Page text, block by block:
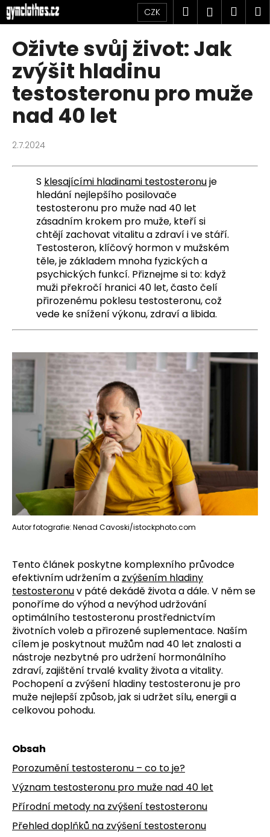
Přejít
na
obsah
CZK Hledat
Oživte svůj život: Jak
zvýšit hladinu
testosteronu pro muže
nad 40 let
2.7.2024
S klesajícími hladinami testosteronuje
hledání nejlepšího posilovače
testosteronu pro muže nad 40 let
zásadním krokem pro muže, kteří si
chtějí zachovat vitalitu a zdraví i ve stáří.
Testosteron, klíčový hormon v mužském
těle, je základem mnoha fyzických a
psychických funkcí. Přiznejme si to: když
muži překročí hranici 40 let, často čelí
přirozenému poklesu testosteronu, což
vede ke snížení výkonu, zdraví a libida.
Autor fotografie: Nenad Cavoski/istockphoto.com
Tento článek poskytne komplexního průvodce
efektivním udržením a zvýšením hladiny
testosteronuv páté dekádě života a dále. V něm se
ponoříme do výhod a nevýhod udržování
optimálního testosteronu prostřednictvím
životních voleb a přirozené suplementace. Naším
cílem je poskytnout mužům nad 40 let znalosti a
nástroje nezbytné pro udržení hormonálního
zdraví, zajištění trvalé kvality života a vitality.
Pochopení a zvýšení hladiny testosteronu je pro
muže nejlepší způsob, jak si udržet sílu, energii a
celkovou pohodu.
Obsah
Porozumění testosteronu – co to je?
Význam testosteronu pro muže nad 40 let
Přírodní metody na zvýšení testosteronu
Přehled doplňků na zvýšení testosteronu
K
o
C
o
p
o
t
ř
t
?
HLEDAT
o
r
u
j
e
m
e